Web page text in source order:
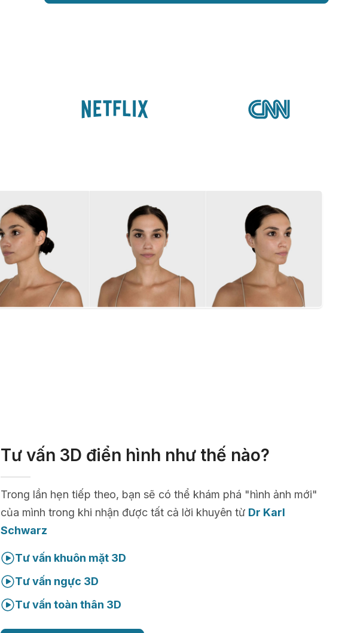
Tư vấn 3D điển hình như thế nào?
Trong lần hẹn tiếp theo, bạn sẽ có thể khám phá "hình ảnh mới"
của mình trong khi nhận được tất cả lời khuyên từ Dr Karl
Schwarz
Tư vấn khuôn mặt 3D
Tư vấn ngực 3D
Tư vấn toàn thân 3D